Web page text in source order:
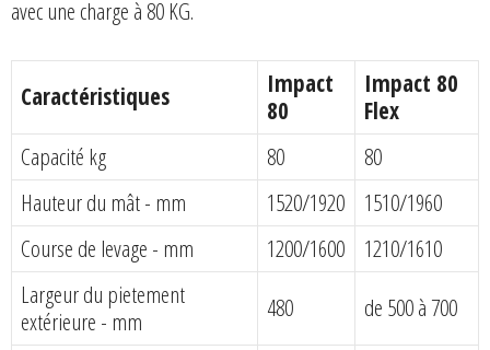
avec une charge à 80 KG.
Caractéristiques
Impact
80
Impact 80
Flex
Capacité kg
80
80
Hauteur du mât - mm
1520/1920
1510/1960
Course de levage - mm
1200/1600
1210/1610
Largeur du pietement
extérieure - mm
480 de 500 à 700